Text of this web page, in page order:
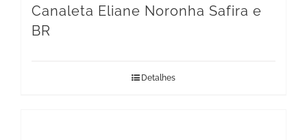
Canaleta Eliane Noronha Safira e
BR
Detalhes